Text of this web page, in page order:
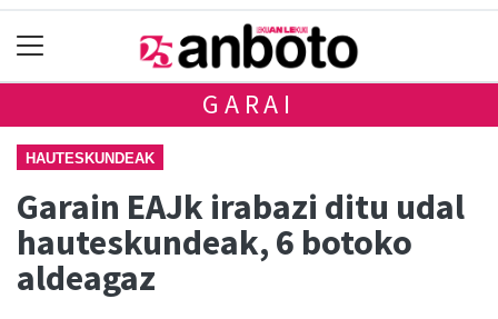
GARAI
HAUTESKUNDEAK
Garain EAJk irabazi ditu udal
hauteskundeak, 6 botoko
aldeagaz